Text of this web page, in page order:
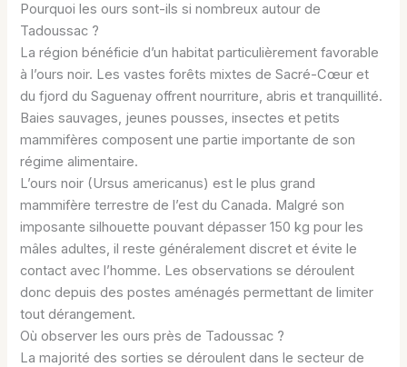
Pourquoi les ours sont-ils si nombreux autour de
Tadoussac ?
La région bénéficie d’un habitat particulièrement favorable
à l’ours noir. Les vastes forêts mixtes de Sacré-Cœur et
du fjord du Saguenay offrent nourriture, abris et tranquillité.
Baies sauvages, jeunes pousses, insectes et petits
mammifères composent une partie importante de son
régime alimentaire.
L’ours noir (Ursus americanus) est le plus grand
mammifère terrestre de l’est du Canada. Malgré son
imposante silhouette pouvant dépasser 150 kg pour les
mâles adultes, il reste généralement discret et évite le
contact avec l’homme. Les observations se déroulent
donc depuis des postes aménagés permettant de limiter
tout dérangement.
Où observer les ours près de Tadoussac ?
La majorité des sorties se déroulent dans le secteur de